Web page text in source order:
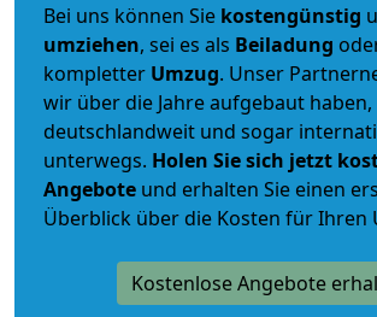
Bei uns können Sie kostengünstig
umziehen, sei es als Beiladung
kompletter Umzug. Unser
wir über die Jahre aufgebaut
deutschlandweit und sogar
unterwegs. Holen Sie sich jetzt
Angebote und erhalten Sie einen
Überblick über die Kosten für Ihren
Kostenlose Angebote